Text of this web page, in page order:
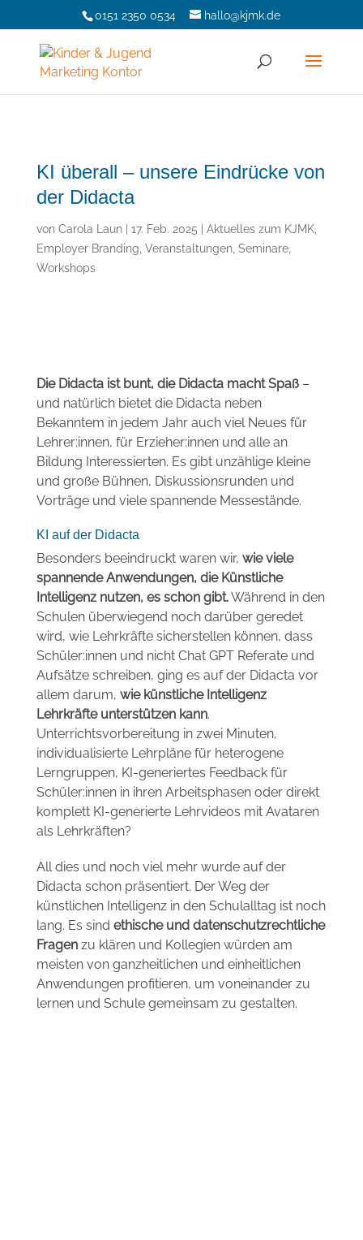
0151 2350 0534 hallo@kjmk.de
KI überall – unsere Eindrücke von
der Didacta
von Carola Laun| 17. Feb. 2025 Aktuelles zum KJMK,
Employer Branding Veranstaltungen, Seminare,
Workshops
Die Didacta ist bunt, die Didacta macht Spaß–
und natürlich bietet die Didacta neben
Bekanntem in jedem Jahr auch viel Neues für
Lehrer:innen, für Erzieher:innen und alle an
Bildung Interessierten. Es gibt unzählige kleine
und große Bühnen, Diskussionsrunden und
Vorträge und viele spannende Messestände.
KI auf der Didacta
Besonders beeindruckt waren wir, wie viele
spannende Anwendungen, die Künstliche
Intelligenz nutzen, es schon gibt.Während in den
Schulen überwiegend noch darüber geredet
wird, wie Lehrkräfte sicherstellen können, dass
Schüler:innen und nicht Chat GPT Referate und
Aufsätze schreiben, ging es auf der Didacta vor
allem darum, wie künstliche Intelligenz
Lehrkräfte unterstützen kann.
Unterrichtsvorbereitung in zwei Minuten,
individualisierte Lehrpläne für heterogene
Lerngruppen, KI-generiertes Feedback für
Schüler:innen in ihren Arbeitsphasen oder direkt
komplett KI-generierte Lehrvideos mit Avataren
als Lehrkräften?
All dies und noch viel mehr wurde auf der
Didacta schon präsentiert. Der Weg der
künstlichen Intelligenz in den Schulalltag ist noch
lang. Es sind ethische und datenschutzrechtliche
Fragenzu klären und Kollegien würden am
meisten von ganzheitlichen und einheitlichen
Anwendungen profitieren, um voneinander zu
lernen und Schule gemeinsam zu gestalten.